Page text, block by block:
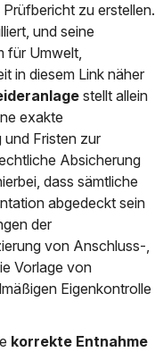
zu erstellen.
und seine
für Umwelt,
in diesem Link näher
stellt allein
exakte
und Fristen zur
Absicherung
dass sämtliche
abgedeckt sein
der
von Anschluss-,
Vorlage von
Eigenkontrolle
korrekte Entnahme